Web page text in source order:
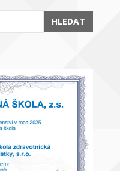
HLEDAT